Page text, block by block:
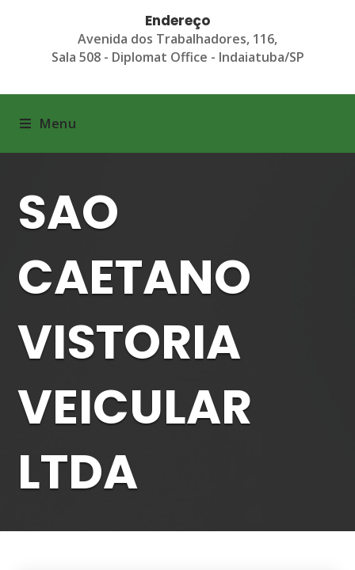
Endereço
Avenida dos Trabalhadores, 116,
Sala 508 - Diplomat Office - Indaiatuba/SP
Menu
SAO
CAETANO
VISTORIA
VEICULAR
LTDA